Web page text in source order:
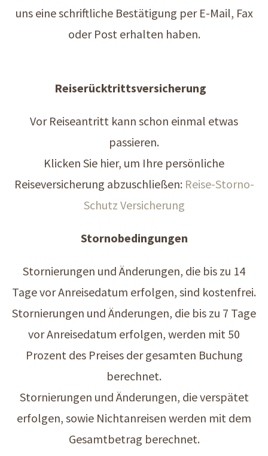
uns eine schriftliche Bestätigung per E-Mail, Fax
oder Post erhalten haben.
Reiserücktrittsversicherung
Vor Reiseantritt kann schon einmal etwas
passieren.
Klicken Sie hier, um Ihre persönliche
Reiseversicherung abzuschließen: Reise-Storno-
Schutz Versicherung
Stornobedingungen
Stornierungen und Änderungen, die bis zu 14
Tage vor Anreisedatum erfolgen, sind kostenfrei.
Stornierungen und Änderungen, die bis zu 7 Tage
vor Anreisedatum erfolgen, werden mit 50
Prozent des Preises der gesamten Buchung
berechnet.
Stornierungen und Änderungen, die verspätet
erfolgen, sowie Nichtanreisen werden mit dem
Gesamtbetrag berechnet.